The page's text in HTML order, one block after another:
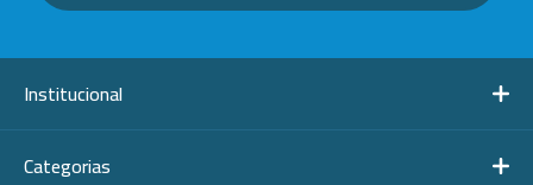
Institucional
Categorias